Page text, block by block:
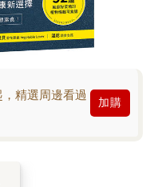
精選周邊看過
加購